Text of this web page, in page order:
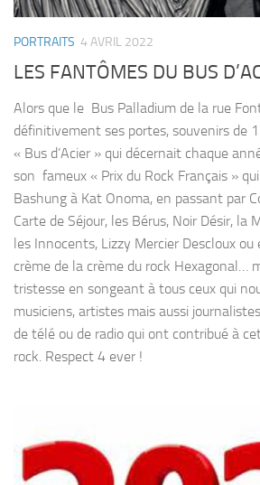
PORTRAITS 4 AVRIL 2022
LES FANTÔMES DU BUS
Alors que le Bus Palladium de la rue
définitivement ses portes, souvenirs de
« Bus d’Acier » qui décernait chaque
son fameux « Prix du Rock Français »
Bashung à Kat Onoma, en passant par
Carte de Séjour, les Bérus, Noir Désir, la
les Innocents, Lizzy Mercier Descloux ou
crème de la crème du rock Hexagonal…
tristesse en songeant à tous ceux qui
musiciens, artistes mais aussi
de télé ou de radio qui ont contribué à
rock. Respect 4 ever !